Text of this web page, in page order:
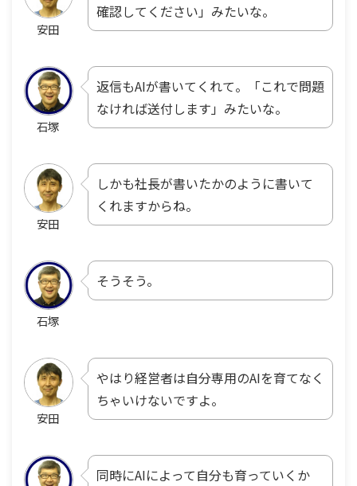
安田
確認してください」みたいな。
石塚
返信もAIが書いてくれて。「これで問題
なければ送付します」みたいな。
安田
しかも社長が書いたかのように書いて
くれますからね。
石塚
そうそう。
安田
やはり経営者は自分専用のAIを育てなく
ちゃいけないですよ。
同時にAIによって自分も育っていくか